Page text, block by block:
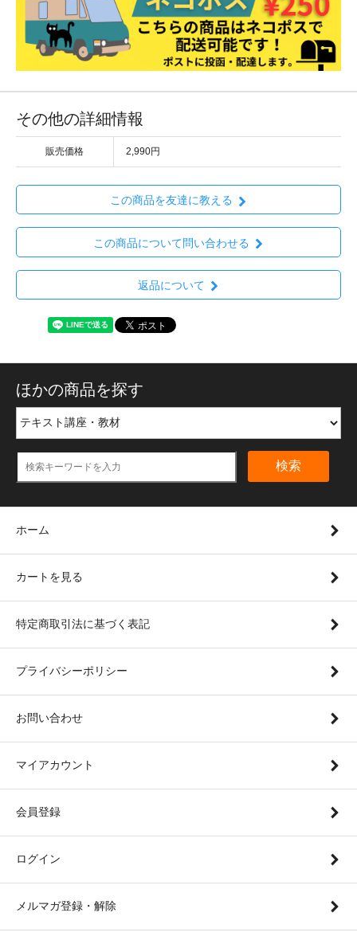
その他の詳細情報
販売価格 2,990円
この商品を友達に教える
この商品について問い合わせる
返品について
ほかの商品を探す
検索
ホーム
カートを見る
特定商取引法に基づく表記
プライバシーポリシー
お問い合わせ
マイアカウント
会員登録
ログイン
メルマガ登録・解除